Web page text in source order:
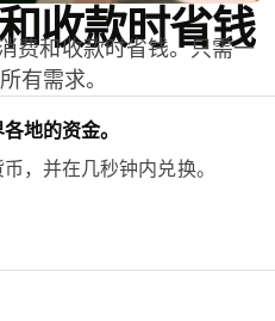
收款时省钱
费和收款时省钱。只需一
有需求。
地的资金。
，并在几秒钟内兑换。